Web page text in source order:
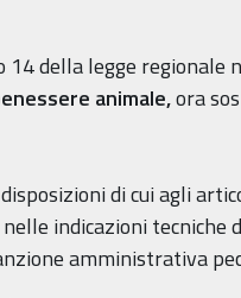
della legge regionale
animale,ora
di cui agli
indicazioni tecniche
amministrativa